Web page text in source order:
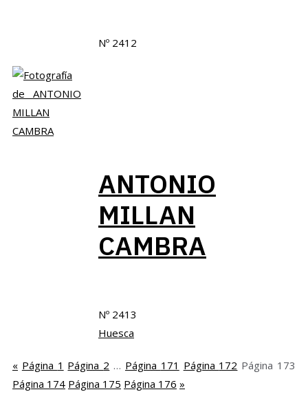
Nº 2412
ANTONIO
MILLAN
CAMBRA
Nº 2413
Huesca
« Página 1 Página 2 … Página 171 Página 172 Página 173
Página 174 Página 175 Página 176 »